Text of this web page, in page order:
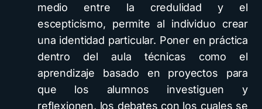
medio entre la credulidad y el
escepticismo, permite al individuo crear
una identidad particular. Poner en práctica
dentro del aula técnicas como el
aprendizaje basado en proyectos para
que los alumnos investiguen y
reflexionen, los debates con los cuales se